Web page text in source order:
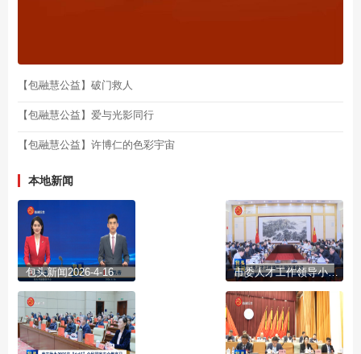
【包融慧公益】破门救人
【包融慧公益】爱与光影同行
【包融慧公益】许博仁的色彩宇宙
本地新闻
包头新闻2026-4-16 市委人才工作领导小组召开会议